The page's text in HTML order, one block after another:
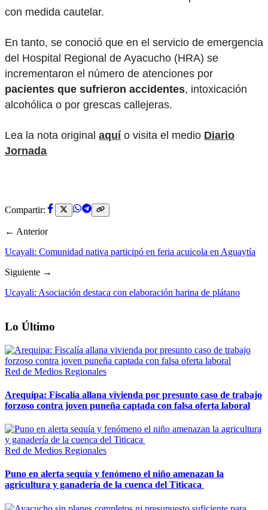
con medida cautelar.
En tanto, se conoció que en el servicio de emergencia
del Hospital Regional de Ayacucho (HRA) se
incrementaron el número de atenciones por
pacientes que sufrieron accidentes, intoxicación
alcohólica o por grescas callejeras.
Lea la nota original aquío visita el medio Diario
Jornada
Compartir:
← Anterior
Ucayali: Comunidad nativa participó en feria acuicola en Aguaytía
Siguiente →
Ucayali: Asociación destaca con elaboración harina de plátano
Lo Último
Red de Medios Regionales
Arequipa: Fiscalía allana vivienda por presunto caso de trabajo
forzoso contra joven puneña captada con falsa oferta laboral
Red de Medios Regionales
Puno en alerta sequía y fenómeno el niño amenazan la
agricultura y ganadería de la cuenca del Titicaca